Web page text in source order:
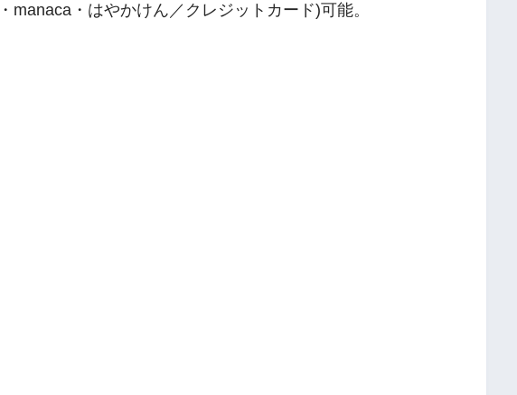
manaca・はやかけん／クレジットカード)可能。